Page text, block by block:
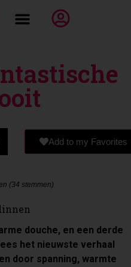
Add to my Favorites
(34 stemmen)
douche, en een derde
het nieuwste verhaal
door spanning, warmte